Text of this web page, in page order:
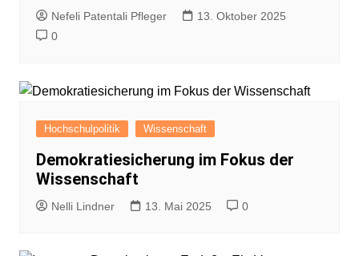
Nefeli Patentali Pfleger
13. Oktober 2025
0
Hochschulpolitik Wissenschaft
Demokratiesicherung im Fokus der
Wissenschaft
Nelli Lindner 13. Mai 2025 0